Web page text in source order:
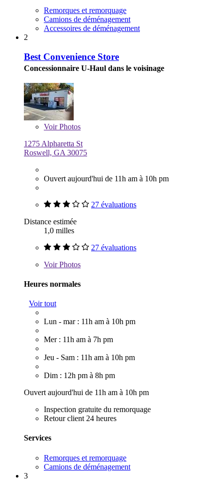
Remorques et remorquage
Camions de déménagement
Accessoires de déménagement
2
Best Convenience Store
Concessionnaire U-Haul dans le voisinage
VoirPhotos
1275 Alpharetta St
Roswell, GA 30075
Ouvert aujourd'hui de 11h am à 10h pm
27 évaluations
Distance estimée
1,0 milles
27 évaluations
VoirPhotos
Heures normales
Voir tout
Lun - mar : 11h am à 10h pm
Mer : 11h am à 7h pm
Jeu - Sam : 11h am à 10h pm
Dim : 12h pm à 8h pm
Ouvert aujourd'hui de 11h am à 10h pm
Inspection gratuite du remorquage
Retour client 24 heures
Services
Remorques et remorquage
Camions de déménagement
3